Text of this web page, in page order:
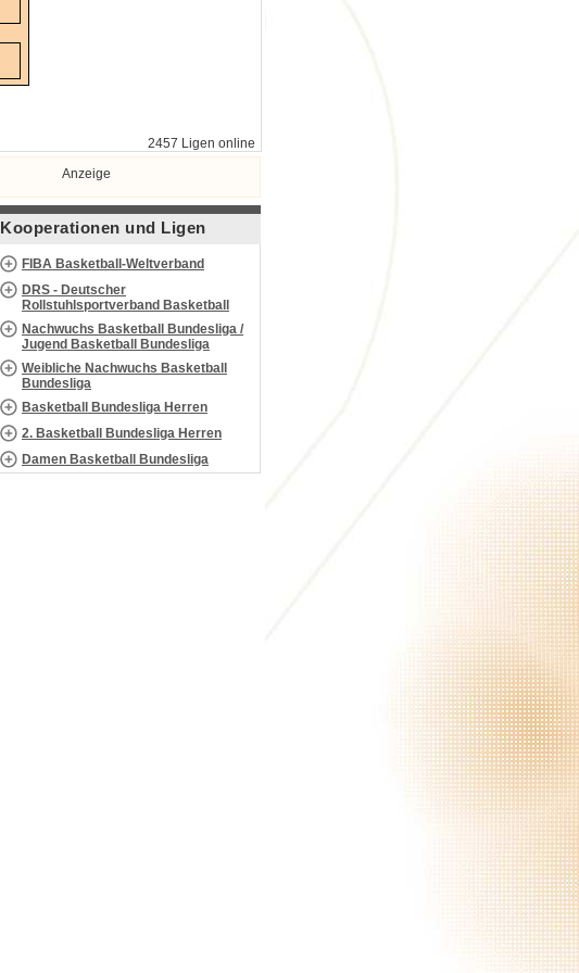
2457 Ligen online
Anzeige
Kooperationen und Ligen
FIBA Basketball-Weltverband
DRS - Deutscher
Rollstuhlsportverband Basketball
Nachwuchs Basketball Bundesliga /
Jugend Basketball Bundesliga
Weibliche Nachwuchs Basketball
Bundesliga
Basketball Bundesliga Herren
2. Basketball Bundesliga Herren
Damen Basketball Bundesliga